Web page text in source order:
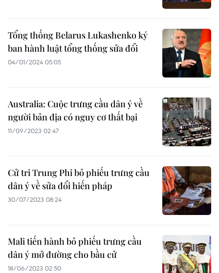
Tổng thống Belarus Lukashenko ký
ban hành luật tổng thống sửa đổi
04/01/2024 05:05
Australia: Cuộc trưng cầu dân ý về
người bản địa có nguy cơ thất bại
11/09/2023 02:47
Cử tri Trung Phi bỏ phiếu trưng cầu
dân ý về sửa đổi hiến pháp
30/07/2023 08:24
Mali tiến hành bỏ phiếu trưng cầu
dân ý mở đường cho bầu cử
18/06/2023 02:50